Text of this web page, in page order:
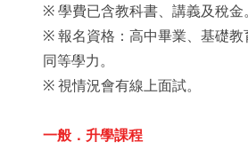
※ 學費已含教科書、講義及稅金。
※ 報名資格：高中畢業、基礎
同等學力。
※ 視情況會有線上面試。
一般．升學課程